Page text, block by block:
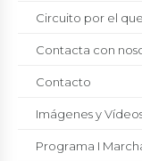
Circuito por el
Contacta con
Contacto
Imágenes y
Programa I